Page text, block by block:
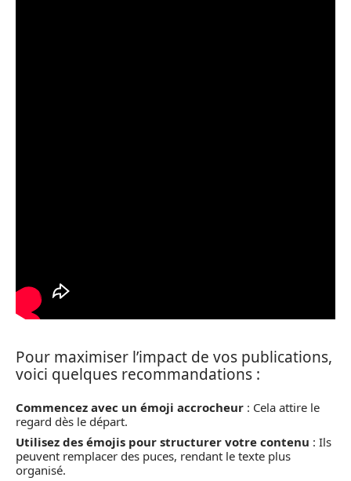
Pour maximiser l’impact de vos publications,
voici quelques recommandations :
Commencez avec un émoji accrocheur : Cela attire le
regard dès le départ.
Utilisez des émojis pour structurer votre contenu : Ils
peuvent remplacer des puces, rendant le texte plus
organisé.